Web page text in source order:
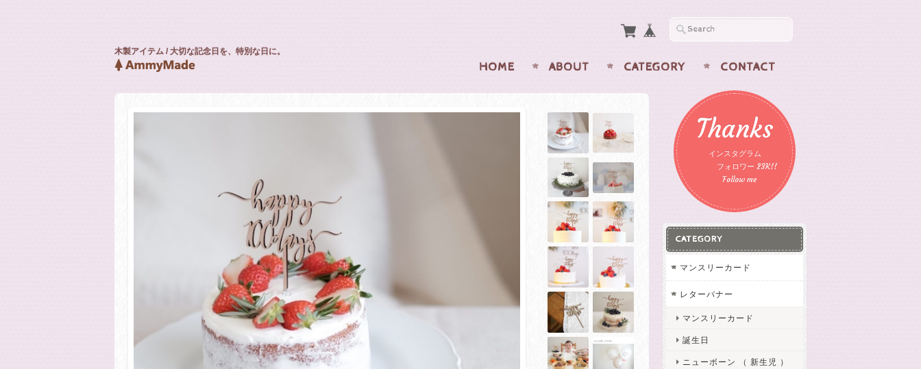
木製アイテム / 大切な記念日を、特別な日に。
HOME ABOUT CATEGORY CONTACT
Thanks
インスタグラム
フォロワー 23K!!
Follow me
CATEGORY
マンスリーカード
レターバナー
マンスリーカード
誕生日
ニューボーン （ 新生児 ）